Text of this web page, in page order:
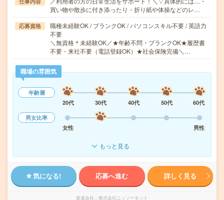
買い物や散歩に付き添ったり・折り紙や体操などのレ…
応募資格
職種未経験OK / ブランクOK / パソコンスキル不要 / 英語力
不要
＼無資格＊未経験OK／★年齢不問・ブランクOK★履歴書
不要・来社不要（電話登録OK）★社会保険完備＼…
職場の雰囲気
年齢層
20代
30代 40代 50代
60代
男女比率
女性
男性
もっと見る
気になる! 応募へ進む 詳しく見る
派遣会社 株式会社ニッソーネット